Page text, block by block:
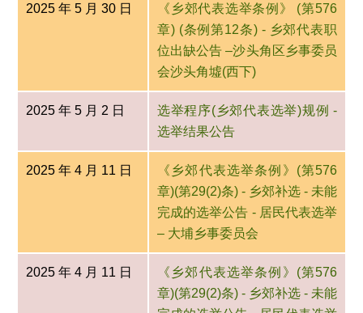
2025 年 5 月 30 日
《乡郊代表选举条例》 (第576
章) (条例第12条) - 乡郊代表职
位出缺公告 –沙头角区乡事委员
会沙头角墟(西下)
2025 年 5 月 2 日
选举程序(乡郊代表选举)规例 -
选举结果公告
2025 年 4 月 11 日
《乡郊代表选举条例》(第576
章)(第29(2)条) - 乡郊补选 - 未能
完成的选举公告 - 居民代表选举
– 大埔乡事委员会
2025 年 4 月 11 日
《乡郊代表选举条例》(第576
章)(第29(2)条) - 乡郊补选 - 未能